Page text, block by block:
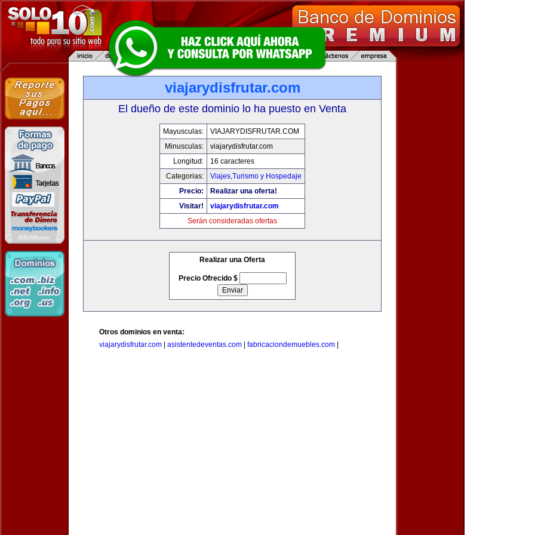
viajarydisfrutar.com
El dueño de este dominio lo ha puesto en Venta
Mayusculas:
VIAJARYDISFRUTAR.COM
Minusculas:
viajarydisfrutar.com
Longitud:
16 caracteres
Categorias:
Viajes,Turismo y Hospedaje
Precio:
Realizar una oferta!
Visitar!
viajarydisfrutar.com
Serán consideradas ofertas
Realizar una Oferta
Precio Ofrecido $
Otros dominios en venta:
viajarydisfrutar.com
asistentedeventas.com fabricaciondemuebles.com